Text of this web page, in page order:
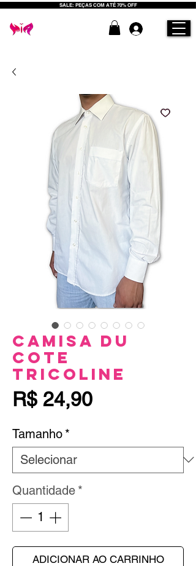
SALE: PEÇAS COM ATÉ 70% OFF
Camisa Du
Cote
Tricoline
R$ 24,90Preço
Tamanho *
Quantidade *
ADICIONAR AO CARRINHO